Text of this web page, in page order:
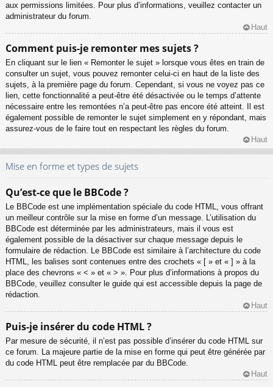
aux permissions limitées. Pour plus d’informations, veuillez contacter un
administrateur du forum.
Haut
Comment puis-je remonter mes sujets ?
En cliquant sur le lien « Remonter le sujet » lorsque vous êtes en train de
consulter un sujet, vous pouvez remonter celui-ci en haut de la liste des
sujets, à la première page du forum. Cependant, si vous ne voyez pas ce
lien, cette fonctionnalité a peut-être été désactivée ou le temps d’attente
nécessaire entre les remontées n’a peut-être pas encore été atteint. Il est
également possible de remonter le sujet simplement en y répondant, mais
assurez-vous de le faire tout en respectant les règles du forum.
Haut
Mise en forme et types de sujets
Qu’est-ce que le BBCode ?
Le BBCode est une implémentation spéciale du code HTML, vous offrant
un meilleur contrôle sur la mise en forme d’un message. L’utilisation du
BBCode est déterminée par les administrateurs, mais il vous est
également possible de la désactiver sur chaque message depuis le
formulaire de rédaction. Le BBCode est similaire à l’architecture du code
HTML, les balises sont contenues entre des crochets « [ » et « ] » à la
place des chevrons « < » et « > ». Pour plus d’informations à propos du
BBCode, veuillez consulter le guide qui est accessible depuis la page de
rédaction.
Haut
Puis-je insérer du code HTML ?
Par mesure de sécurité, il n’est pas possible d’insérer du code HTML sur
ce forum. La majeure partie de la mise en forme qui peut être générée par
du code HTML peut être remplacée par du BBCode.
Haut